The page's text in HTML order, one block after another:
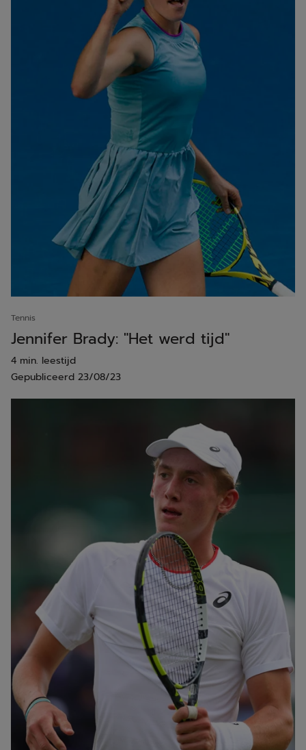
Tennis
Jennifer Brady: "Het werd tijd"
4 min. leestijd
Gepubliceerd 23/08/23